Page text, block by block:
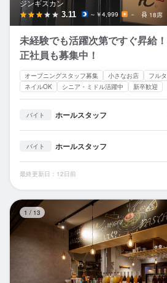
ジンギスカン
3.11 ～￥4,999 － 18席
未経験でも活躍次第ですぐ昇給
正社員も募集中！
オープニングスタッフ募集 小さなお店 フル
ネイルOK
シニア・ミドル活躍中 新卒歓迎
バイト ホールスタッフ
バイト ホールスタッフ
最終更新日：12日前
1 / 13